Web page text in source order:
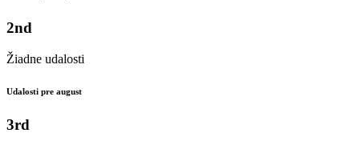
2nd
Žiadne udalosti
Udalosti pre august
3rd